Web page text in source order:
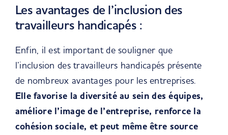
Les avantages de l’inclusion des
travailleurs handicapés :
Enfin, il est important de souligner que
l’inclusion des travailleurs handicapés présente
de nombreux avantages pour les entreprises.
Elle favorise la diversité au sein des équipes,
améliore l’image de l’entreprise, renforce la
cohésion sociale, et peut même être source